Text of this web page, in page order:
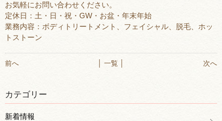
お気軽にお問い合わせください。
定休日：土・日・祝・GW・お盆・年末年始
業務内容：ボディトリートメント、フェイシャル、脱毛、ホッ
トストーン
前へ 次へ
│ 一覧 │
カテゴリー
新着情報